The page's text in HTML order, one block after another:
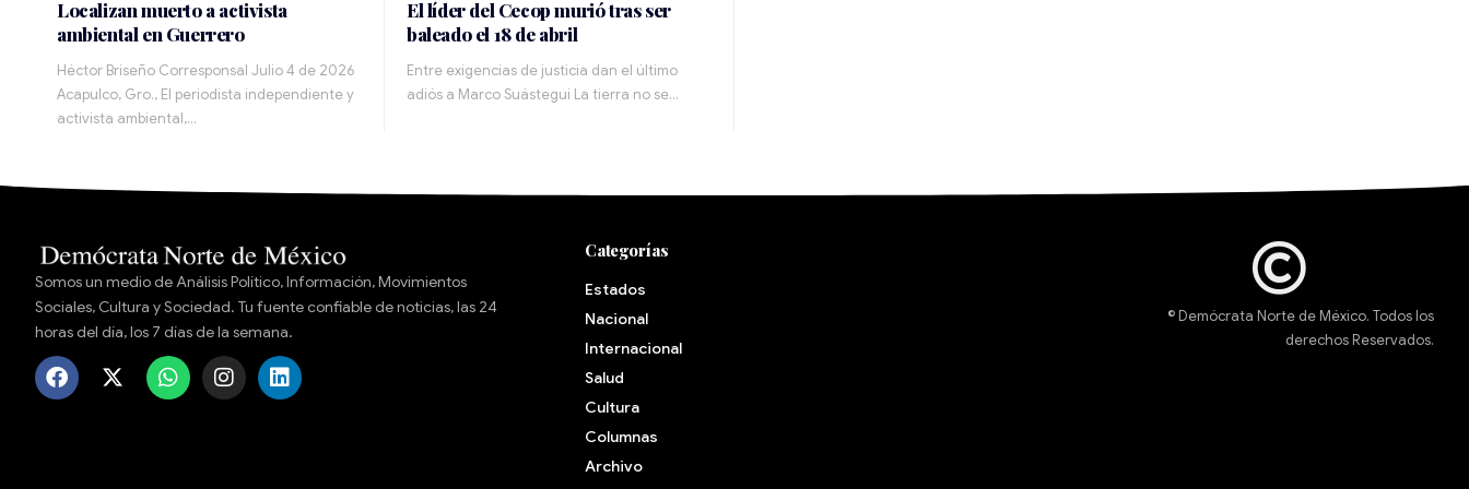
Localizan muerto a activista
ambiental en Guerrero
Héctor Briseño Corresponsal Julio 4 de 2026
Acapulco, Gro., El periodista independiente y
activista ambiental,…
El líder del Cecop murió tras ser
baleado el 18 de abril
Entre exigencias de justicia dan el último
adiós a Marco Suástegui La tierra no se…
Somos un medio de Análisis Político, Información, Movimientos
Sociales, Cultura y Sociedad. Tu fuente confiable de noticias, las 24
horas del día, los 7 días de la semana.
Categorías
Estados
Nacional
Internacional
Salud
Cultura
Archivo
© Demócrata Norte de México. Todos los
derechos Reservados.